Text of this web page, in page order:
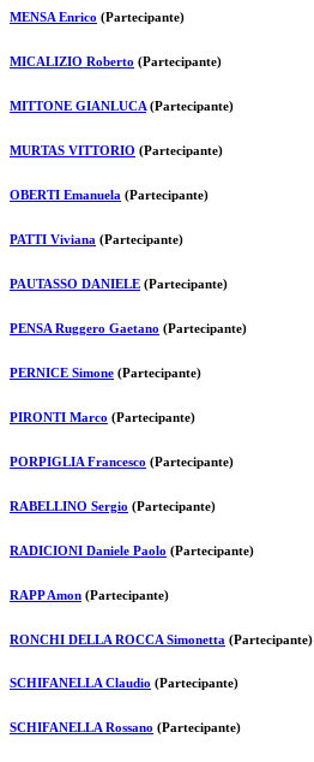
MENSA Enrico (Partecipante)
MICALIZIO Roberto (Partecipante)
MITTONE GIANLUCA (Partecipante)
MURTAS VITTORIO (Partecipante)
OBERTI Emanuela (Partecipante)
PATTI Viviana (Partecipante)
PAUTASSO DANIELE (Partecipante)
PENSA Ruggero Gaetano (Partecipante)
PERNICE Simone (Partecipante)
PIRONTI Marco (Partecipante)
PORPIGLIA Francesco (Partecipante)
RABELLINO Sergio (Partecipante)
RADICIONI Daniele Paolo (Partecipante)
RAPP Amon (Partecipante)
RONCHI DELLA ROCCA Simonetta (Partecipante)
SCHIFANELLA Claudio (Partecipante)
SCHIFANELLA Rossano (Partecipante)